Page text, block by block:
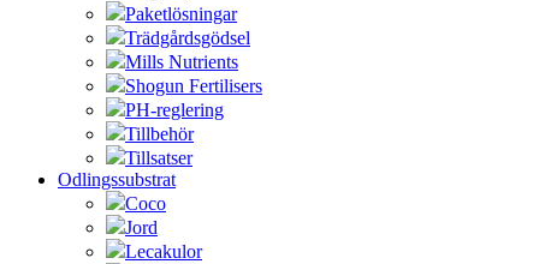
Paketlösningar
Trädgårdsgödsel
Mills Nutrients
Shogun Fertilisers
PH-reglering
Tillbehör
Tillsatser
Odlingssubstrat
Coco
Jord
Lecakulor